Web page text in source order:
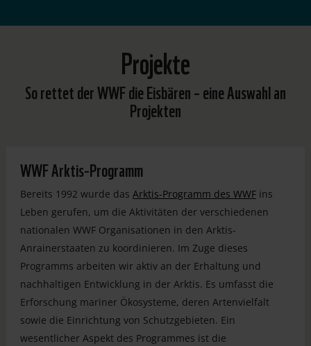
Projekte
So rettet der WWF die Eisbären – eine Auswahl an
Projekten
WWF Arktis-Programm
Bereits 1992 wurde das Arktis-Programm des WWFins
Leben gerufen, um die Aktivitäten der verschiedenen
nationalen WWF Organisationen in den Arktis-
Anrainerstaaten zu koordinieren. Im Zuge dieses
Programms arbeiten wir aktiv an der Erhaltung und
nachhaltigen Entwicklung in der Arktis. Es umfasst die
Erforschung mariner Ökosysteme, deren Artenvielfalt
sowie die Einrichtung von Schutzgebieten. Ein
wesentlicher Aspekt des Programmes ist die